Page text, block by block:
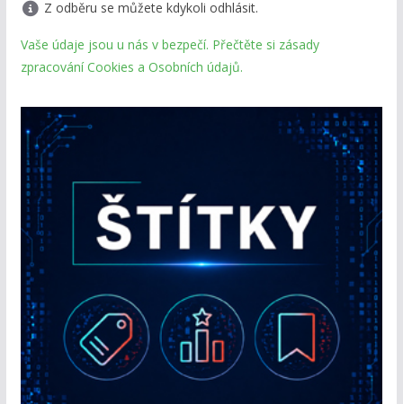
Z odběru se můžete kdykoli odhlásit.
Vaše údaje jsou u nás v bezpečí. Přečtěte si zásady
zpracování Cookies a Osobních údajů.